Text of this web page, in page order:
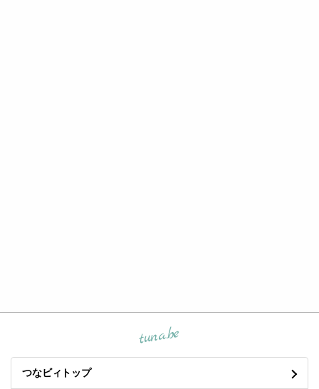
tuna.be
つなビィトップ